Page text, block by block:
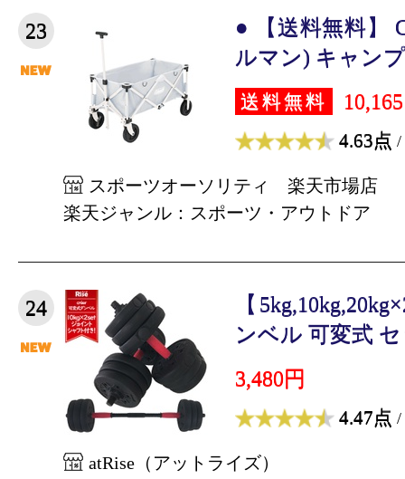
23
● 【送料無料】
ルマン) キャン
送料無料
4.63点 /
スポーツオーソリティ 楽天市場店
楽天ジャンル：スポーツ・アウトドア
24
【
ンベル 可変式
3,480円
4.47点 /
atRise（アットライズ）